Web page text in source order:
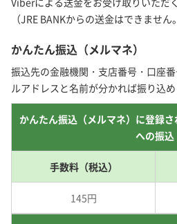
（JRE BANKからの送金はできません
かんたん振込（メルマネ）
振込先の金融機関・支店番号・口座
ルアドレスと名前が分かれば振り込め
かんたん振込（メルマネ）に登録
への振込
手数料（税込）
145円